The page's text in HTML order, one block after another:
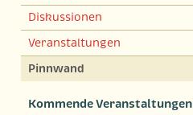
Diskussionen
Veranstaltungen
Pinnwand
Kommende Veranstaltungen